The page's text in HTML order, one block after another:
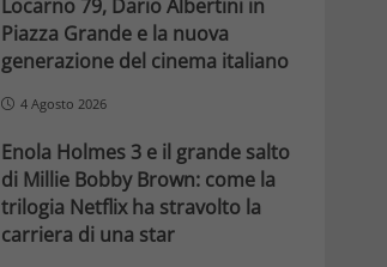
Locarno 79, Dario Albertini in
Piazza Grande e la nuova
generazione del cinema italiano
4 Agosto 2026
Enola Holmes 3 e il grande salto
di Millie Bobby Brown: come la
trilogia Netflix ha stravolto la
carriera di una star